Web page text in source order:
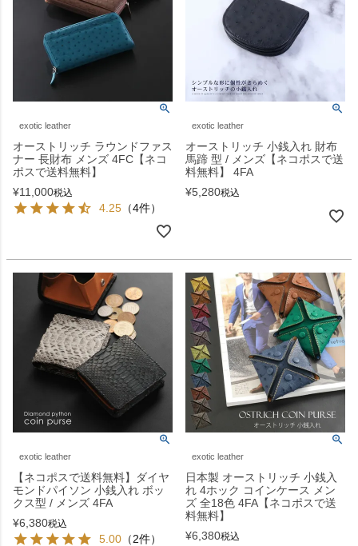
exotic leather
オーストリッチ ラウンドファス
ナー 長財布 メンズ 4FC【ネコ
ポスで送料無料】
¥11,000税込
4.25 （4件）
exotic leather
オーストリッチ 小銭入れ 財布
馬蹄 型 / メンズ【ネコポスで送
料無料】 4FA
¥5,280税込
exotic leather
【ネコポスで送料無料】ダイヤ
モンドパイソン 小銭入れ ボッ
クス型 / メンズ 4FA
¥6,380税込
5.00 （2件）
exotic leather
日本製 オーストリッチ 小銭入
れ 4ホック コインケース メン
ズ 全18色 4FA【ネコポスで送
料無料】
¥6,380税込